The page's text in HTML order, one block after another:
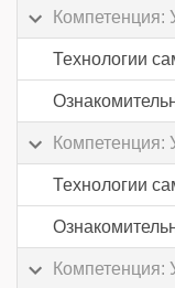
Компетенция:
Компетенция:
Компетенция: